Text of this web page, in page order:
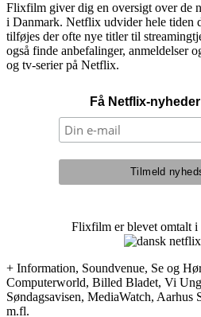
Flixfilm giver dig en oversigt over de
i Danmark. Netflix udvider hele tiden
tilføjes der ofte nye titler til
også finde anbefalinger, anmeldelser
og tv-serier på Netflix.
Få Netflix-
Flixfilm er blevet omtalt i
+ Information, Soundvenue, Se og
Computerworld, Billed Bladet, Vi
Søndagsavisen, MediaWatch, Aarhus
m.fl.